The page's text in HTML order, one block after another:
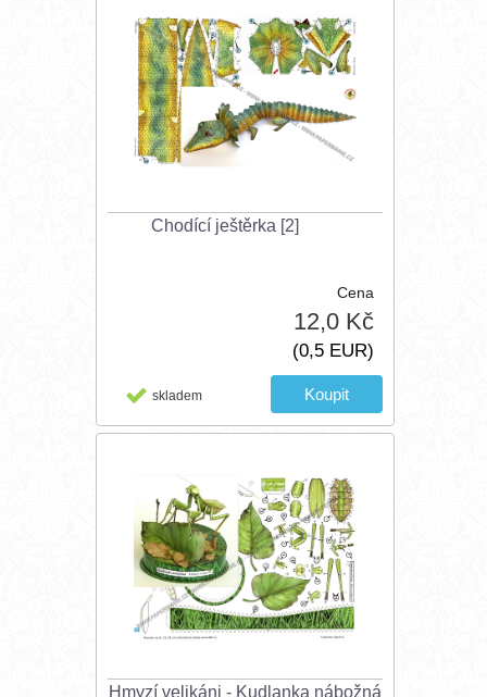
Chodící ještěrka [2]
Cena
12,0 Kč
(0,5 EUR)
skladem
Hmyzí velikáni - Kudlanka nábožná